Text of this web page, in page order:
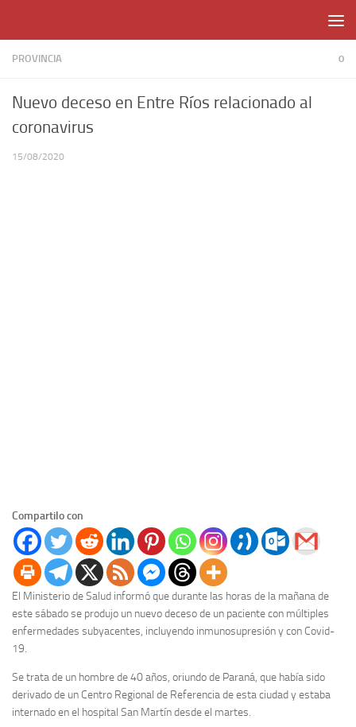
PROVINCIA 0
Nuevo deceso en Entre Ríos relacionado al
coronavirus
15/08/2020
Compartilo con
El Ministerio de Salud informó que durante las horas de la mañana de
este sábado se produjo un nuevo deceso de un paciente con múltiples
enfermedades subyacentes, incluyendo inmunosupresión y con Covid-
19.
Se trata de un hombre de 40 años, oriundo de Paraná, que había sido
derivado de un Centro Regional de Referencia de esta ciudad y estaba
internado en el hospital San Martín desde el martes.